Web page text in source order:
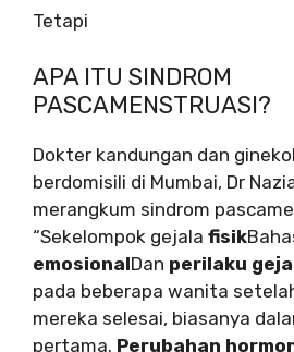
Tetapi
APA ITU SINDROM
PASCAMENSTRUASI?
Dokter kandungan dan
berdomisili di Mumbai, Dr
merangkum sindrom
“Sekelompok gejala fisik
emosionalDan perilaku
pada beberapa wanita
mereka selesai, biasanya
pertama. Perubahan